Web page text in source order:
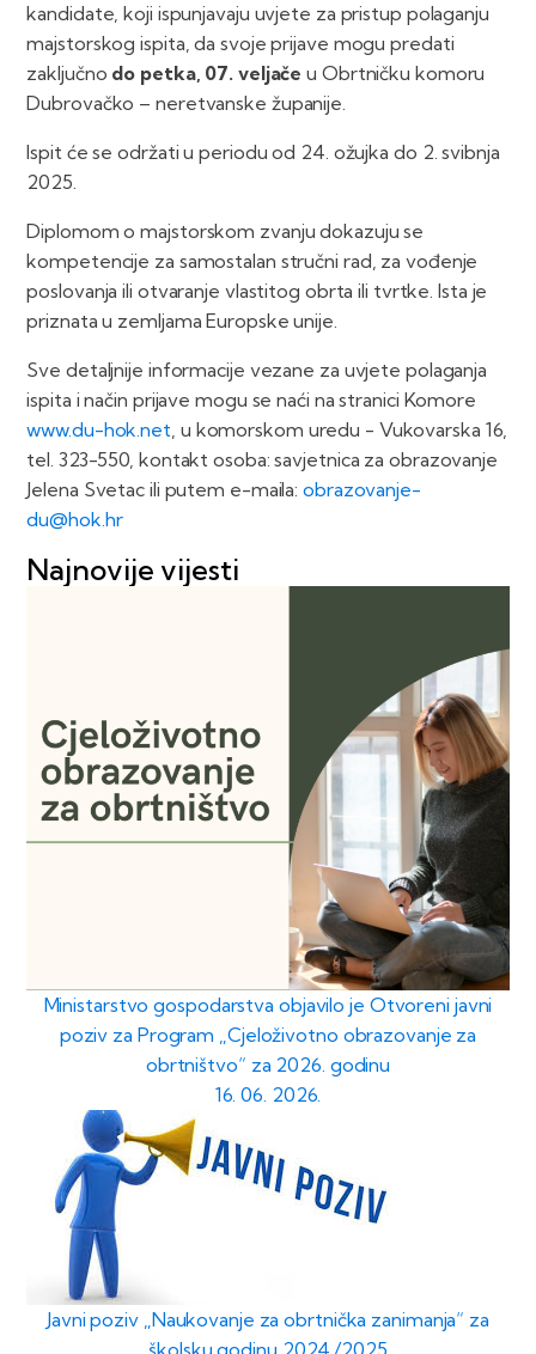
kandidate, koji ispunjavaju uvjete za pristup polaganju
majstorskog ispita, da svoje prijave mogu predati
zaključno do petka, 07. veljače u Obrtničku komoru
Dubrovačko – neretvanske županije.
Ispit će se održati u periodu od 24. ožujka do 2. svibnja
2025.
Diplomom o majstorskom zvanju dokazuju se
kompetencije za samostalan stručni rad, za vođenje
poslovanja ili otvaranje vlastitog obrta ili tvrtke. Ista je
priznata u zemljama Europske unije.
Sve detaljnije informacije vezane za uvjete polaganja
ispita i način prijave mogu se naći na stranici Komore
www.du-hok.net, u komorskom uredu - Vukovarska 16,
tel. 323-550, kontakt osoba: savjetnica za obrazovanje
Jelena Svetac ili putem e-maila:obrazovanje-
du@hok.hr
Najnovije vijesti
Ministarstvo gospodarstva objavilo je Otvoreni javni
poziv za Program „Cjeloživotno obrazovanje za
obrtništvo“ za 2026. godinu
16. 06. 2026.
Javni poziv „Naukovanje za obrtnička zanimanja“ za